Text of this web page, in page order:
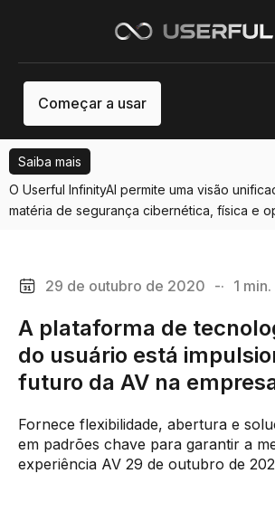
Começar a usar
Saiba mais
O Userful InfinityAI permite uma visão
matéria de segurança cibernética, física e
29 de outubro de 2020 -· 1
A plataforma de
do usuário está
futuro da AV na
Fornece flexibilidade, abertura e
em padrões chave para garantir a
experiência AV 29 de outubro de